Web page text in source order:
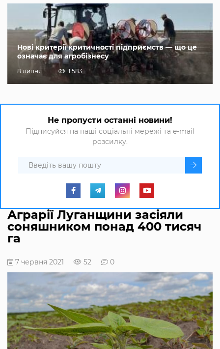
Нові критерії критичності підприємств — що це
означає для агробізнесу
8 липня 1 583
Не пропусти останні новини!
Підписуйся на наші соціальні мережі та e-mail
розсилку.
Аграрії Луганщини засіяли
соняшником понад 400 тисяч
га
7 червня 2021 52 0